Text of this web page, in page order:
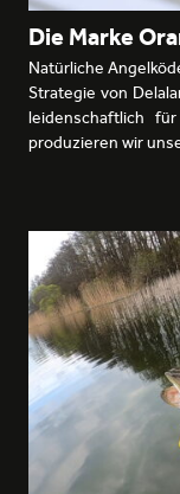
Die Marke
Natürliche
Strategie von
leidenschaftlich
produzieren wir